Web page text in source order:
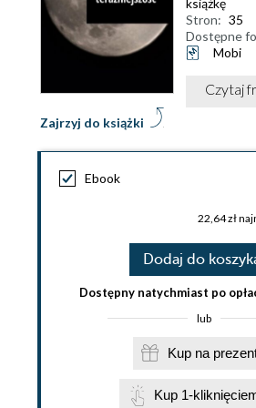
Zajrzyj do książki
książkę
Stron: 35
Dostępne
Mobi
Czytaj
Ebook
22,64 zł
Dodaj do
Dostępny natychmiast po
lub
Kup na
Kup 1-